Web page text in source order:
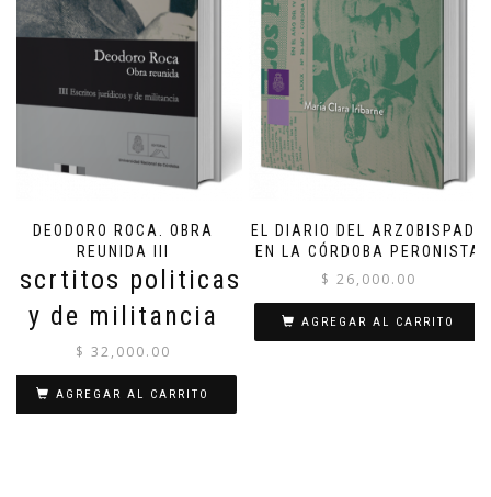
DEODORO ROCA. OBRA
REUNIDA III
Escrtitos politicas
y de militancia
$ 32,000.00
AGREGAR AL CARRITO
EL DIARIO DEL ARZOBISPADO
EN LA CÓRDOBA PERONISTA
$ 26,000.00
AGREGAR AL CARRITO